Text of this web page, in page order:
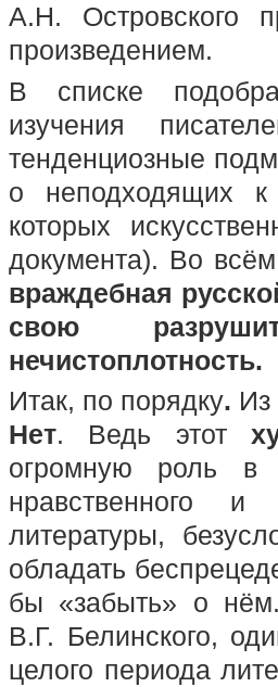
А.Н. Островского
произведением.
В списке
изучения
тенденциозные
о неподходящих к
которых
документа). Во
враждебная
свою
нечистоплотность.
Итак, по порядку.
Нет. Ведь этот
огромную роль в
нравственного и
литературы,
обладать
бы «забыть» о
В.Г. Белинского,
целого периода